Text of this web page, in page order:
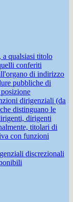
qualsiasi titolo
conferiti
di indirizzo
pubbliche di
dirigenziali (da
distinguano le
dirigenti
titolari di
con funzioni
discrezionali